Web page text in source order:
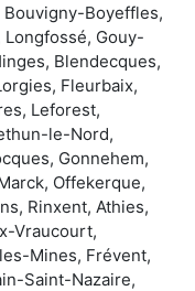
Boyeffles,
Gouy-
Blendecques,
Fleurbaix,
Leforest,
le-Nord,
Gonnehem,
Offekerque,
Rinxent, Athies,
Vraucourt,
Mines, Frévent,
Saint-Nazaire,